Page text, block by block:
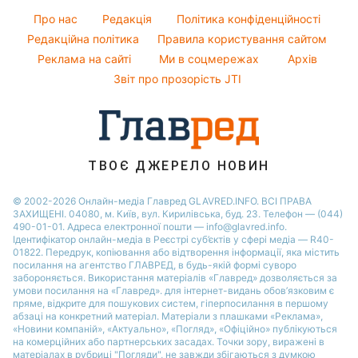
Новини Рівного
Новини Одеси
Новини Запоріжжя
Новини моди
Поради від Андре Тана
Усе про сало
Прибирання
Авто
Про нас Редакція
Політика конфіденційності
Редакційна політика
Правила користування сайтом
Реклама на сайті
Ми в соцмережах
Архів
Звіт про прозорість JTI
ТВОЄ ДЖЕРЕЛО НОВИН
© 2002-2026 Онлайн-медіа Главред GLAVRED.INFO. ВСІ ПРАВА
ЗАХИЩЕНІ. 04080, м. Київ, вул. Кирилівська, буд. 23. Телефон — (044)
490-01-01. Адреса електронної пошти — info@glavred.info.
Ідентифікатор онлайн-медіа в Реєстрі суб’єктів у сфері медіа — R40-
01822. Передрук, копіювання або відтворення інформації, яка містить
посилання на агентство ГЛАВРЕД, в будь-якій формi суворо
забороняється. Використання матеріалів «Главред» дозволяється за
умови посилання на «Главред». для інтернет-видань обов’язковим є
пряме, відкрите для пошукових систем, гіперпосилання в першому
абзаці на конкретний матеріал. Матеріали з плашками «Реклама»,
«Новини компаній», «Актуально», «Погляд», «Офіційно» публікуються
на комерційних або партнерських засадах. Точки зору, виражені в
матеріалах в рубриці "Погляди", не завжди збігаються з думкою